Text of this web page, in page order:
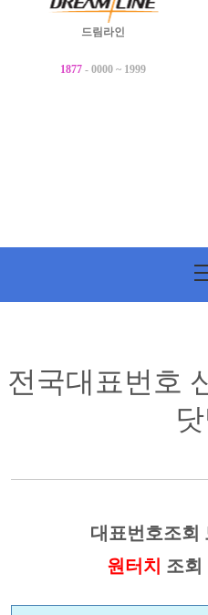
드림라인
1877 - 0000 ~ 1999
전국대표번호
대표번호조회
원터치 조회